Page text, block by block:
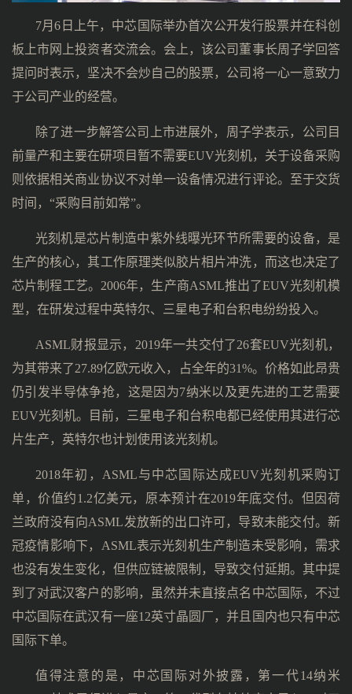
7月6日上午，中芯国际举办首次公开发行股票并在科创
板上市网上投资者交流会。会上，该公司董事长周子学回答
提问时表示，坚决不会炒自己的股票，公司将一心一意致力
于公司产业的经营。
除了进一步解答公司上市进展外，周子学表示，公司目
前量产和主要在研项目暂不需要EUV光刻机，关于设备采购
则依据相关商业协议不对单一设备情况进行评论。至于交货
时间，“采购目前如常”。
光刻机是芯片制造中紫外线曝光环节所需要的设备，是
生产的核心，其工作原理类似胶片相片冲洗，而这也决定了
芯片制程工艺。2006年，生产商ASML推出了EUV光刻机模
型，在研发过程中英特尔、三星电子和台积电纷纷投入。
ASML财报显示，2019年一共交付了26套EUV光刻机，
为其带来了27.89亿欧元收入，占全年的31%。价格如此昂贵
仍引发半导体争抢，这是因为7纳米以及更先进的工艺需要
EUV光刻机。目前，三星电子和台积电都已经使用其进行芯
片生产，英特尔也计划使用该光刻机。
2018年初，ASML与中芯国际达成EUV光刻机采购订
单，价值约1.2亿美元，原本预计在2019年底交付。但因荷
兰政府没有向ASML发放新的出口许可，导致未能交付。新
冠疫情影响下，ASML表示光刻机生产制造未受影响，需求
也没有发生变化，但供应链被限制，导致交付延期。其中提
到了对武汉客户的影响，虽然并未直接点名中芯国际，不过
中芯国际在武汉有一座12英寸晶圆厂，并且国内也只有中芯
国际下单。
值得注意的是，中芯国际对外披露，第一代14纳米